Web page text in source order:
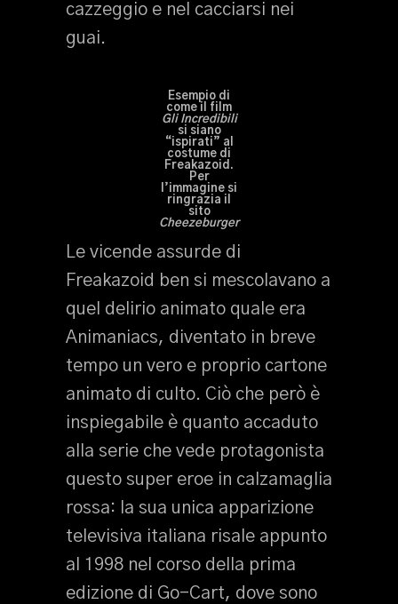
cazzeggio e nel cacciarsi nei
guai.
Esempio di
come il film
Gli Incredibili
si siano
“ispirati” al
costume di
Freakazoid.
Per
l’immagine si
ringrazia il
sito
Cheezeburger
Le vicende assurde di
Freakazoid ben si mescolavano a
quel delirio animato quale era
Animaniacs, diventato in breve
tempo un vero e proprio cartone
animato di culto. Ciò che però è
inspiegabile è quanto accaduto
alla serie che vede protagonista
questo super eroe in calzamaglia
rossa: la sua unica apparizione
televisiva italiana risale appunto
al 1998 nel corso della prima
edizione di Go-Cart, dove sono